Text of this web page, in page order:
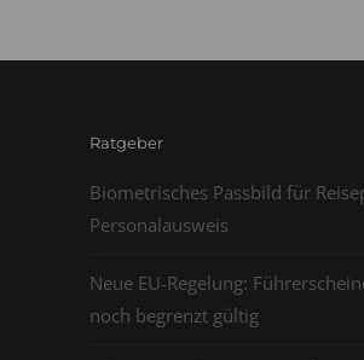
Ratgeber
Biometrisches Passbild für
Personalausweis
Neue EU-Regelung:
noch begrenzt gültig